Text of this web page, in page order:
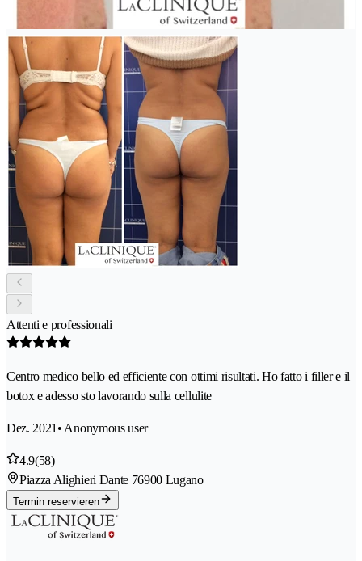
Attenti e professionali
Centro medico bello ed efficiente con ottimi risultati. Ho fatto i filler e il
botox e adesso sto lavorando sulla cellulite
Dez. 2021 • Anonymous user
4.9(58)
Piazza Alighieri Dante 76900 Lugano
Termin reservieren